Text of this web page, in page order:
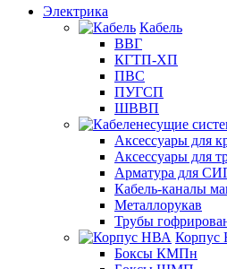
Электрика
Кабель
ВВГ
КГТП-ХП
ПВС
ПУГСП
ШВВП
Аксессуары для
Аксессуары для
Арматура для
Кабель-каналы
Металлорукав
Трубы
Корпус
Боксы КМПн